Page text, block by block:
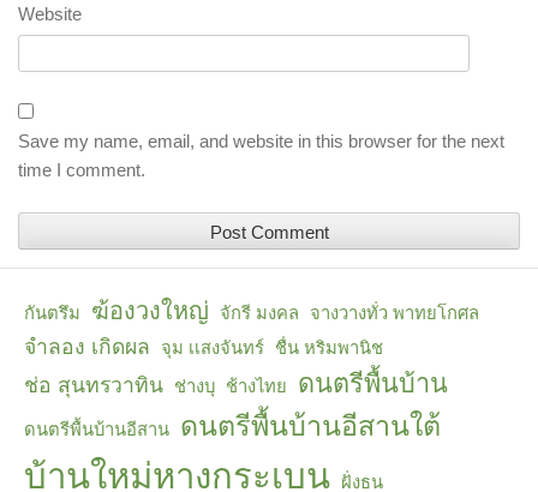
Website
Save my name, email, and website in this browser for the next
time I comment.
กันตรึม ฆ้องวงใหญ่ จักรี มงคล จางวางทั่ว พาทยโกศล
จำลอง เกิดผล จุม เเสงจันทร์ ชื่น หริมพานิช
ช่อ สุนทรวาทิน ช่างบุ ช้างไทย ดนตรีพื้นบ้าน
ดนตรีพื้นบ้านอีสาน ดนตรีพื้นบ้านอีสานใต้
บ้านใหม่หางกระเบน ฝั่งธน